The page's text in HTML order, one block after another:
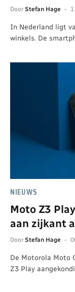
Door Stefan Hage
In Nederland ligt
winkels. De
NIEUWS
Moto Z3
aan zijkant
Door Stefan Hage
De Motorola Moto
Z3 Play